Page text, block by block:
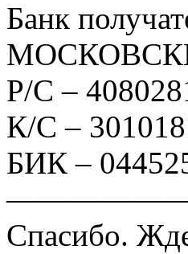
Банк
Р/С –
К/С –
БИК –
Спасибо.